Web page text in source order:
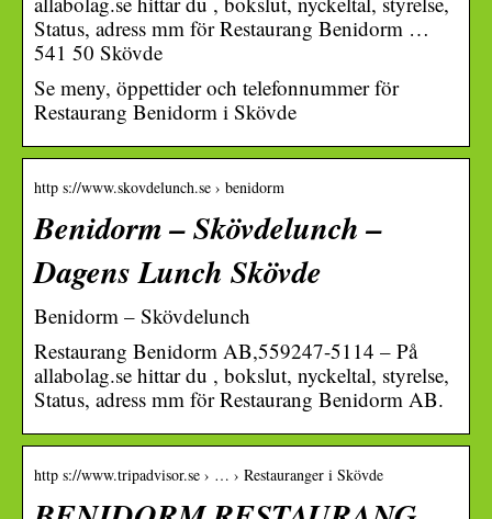
Status, adress mm för Restaurang Benidorm …
541 50 Skövde
Se meny, öppettider och telefonnummer för
Restaurang Benidorm i Skövde
http s://www.skovdelunch.se › benidorm
Benidorm – Skövdelunch –
Dagens Lunch Skövde
Benidorm – Skövdelunch
Restaurang Benidorm AB,559247-5114 – På
allabolag.se hittar du , bokslut, nyckeltal, styrelse,
Status, adress mm för Restaurang Benidorm AB.
http s://www.tripadvisor.se › … › Restauranger i Skövde